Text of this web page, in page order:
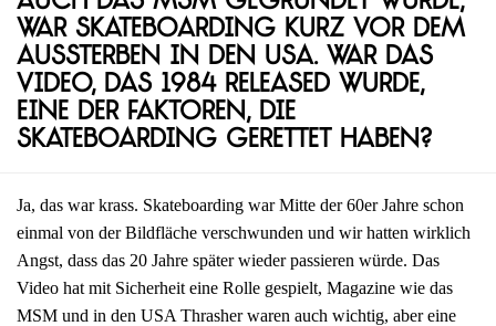
war Skateboarding kurz vor dem
Aussterben in den USA. War das
Video, das 1984 released wurde,
eine der Faktoren, die
Skateboarding gerettet haben?
Ja, das war krass. Skateboarding war Mitte der 60er Jahre schon
einmal von der Bildfläche verschwunden und wir hatten wirklich
Angst, dass das 20 Jahre später wieder passieren würde. Das
Video hat mit Sicherheit eine Rolle gespielt, Magazine wie das
MSM und in den USA Thrasher waren auch wichtig, aber eine